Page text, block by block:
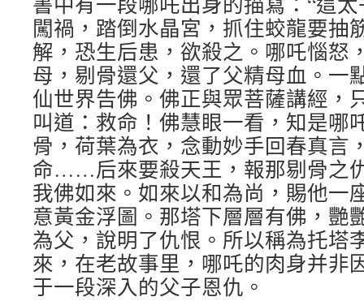
闖禍，踏倒水晶宮，抓住蛟龍要抽
解，恐生后患，欲殺之。哪吒惱怒
母，剔骨還父，還了父精母血。一
仙世界告佛。佛正與眾菩薩講經，
叫道：救命！佛慧眼一看，知是哪
骨，荷葉為衣，念動妙手回春真言
命……后來要殺天王，報那剔骨之
我佛如來。如來以和為尚，賜他一
意黃金浮圖。那塔下層層有佛，艷
為父，說明了仇恨。所以稱為托塔
來，在老故事里，哪吒的肉身并非
于一段深入的父子恩仇。